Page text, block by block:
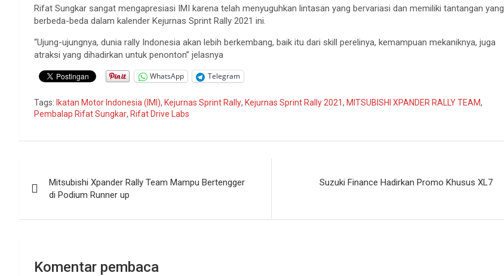
Rifat Sungkar sangat mengapresiasi IMI karena telah menyuguhkan lintasan yang bervariasi dan memiliki tantangan yang
berbeda-beda dalam kalender Kejurnas Sprint Rally 2021 ini.
“Ujung-ujungnya, dunia rally Indonesia akan lebih berkembang, baik itu dari skill perelinya, kemampuan mekaniknya, juga
atraksi yang dihadirkan untuk penonton” jelasnya
WhatsApp Telegram
Tags: Ikatan Motor Indonesia (IMI), Kejurnas Sprint Rally, Kejurnas Sprint Rally 2021, MITSUBISHI XPANDER RALLY TEAM,
Pembalap Rifat Sungkar, Rifat Drive Labs
pos
Mitsubishi Xpander Rally Team Mampu Bertengger
di Podium Runner up
Suzuki Finance Hadirkan Promo Khusus XL7
Komentar pembaca